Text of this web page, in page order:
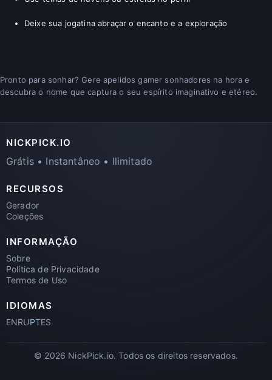
Deixe sua jogatina abraçar o encanto e a exploração
Pronto para sonhar? Gere apelidos gamer sonhadores na hora e
descubra o nome que captura o seu espírito imaginativo e etéreo.
NICKPICK.IO
Grátis • Instantâneo • Ilimitado
RECURSOS
Gerador
Coleções
INFORMAÇÃO
Sobre
Política de Privacidade
Termos de Uso
IDIOMAS
ENRUPTES
© 2026 NickPick.io. Todos os direitos reservados.